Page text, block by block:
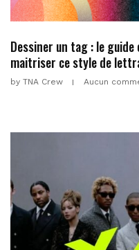
Dessiner un tag : le
maitriser ce style de
by TNA Crew Aucun